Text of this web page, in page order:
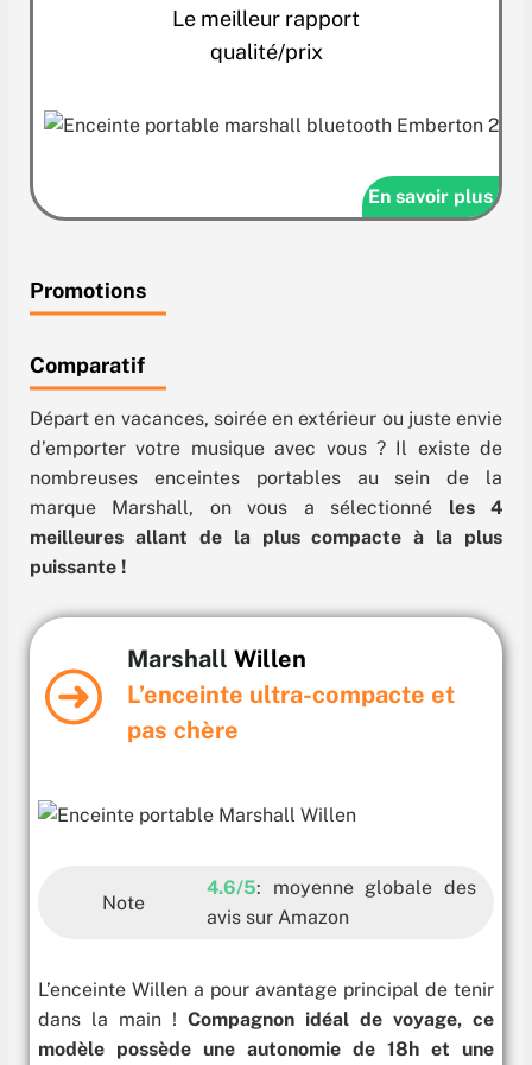
Le meilleur rapport
qualité/prix
En savoir plus
Promotions
Comparatif
Départ en vacances, soirée en extérieur ou juste envie
d’emporter votre musique avec vous ? Il existe de
nombreuses enceintes portables au sein de la
marque Marshall, on vous a sélectionné les 4
meilleures allant de la plus compacte à la plus
puissante !
Marshall Willen
L’enceinte ultra-compacte et
pas chère
Note
4.6/5: moyenne globale des
avis sur Amazon
L’enceinte Willen a pour avantage principal de tenir
dans la main ! Compagnon idéal de voyage, ce
modèle possède une autonomie de 18h et une